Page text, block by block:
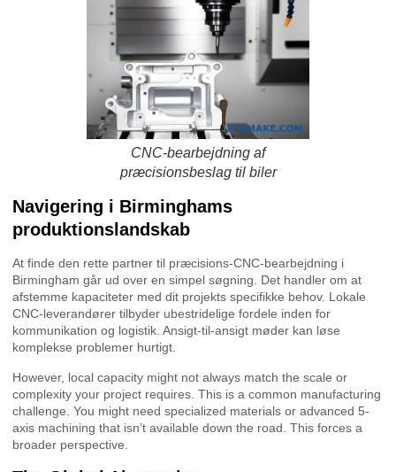
CNC-bearbejdning af
præcisionsbeslag til biler
Navigering i Birminghams
produktionslandskab
At finde den rette partner til præcisions-CNC-bearbejdning i
Birmingham går ud over en simpel søgning. Det handler om at
afstemme kapaciteter med dit projekts specifikke behov. Lokale
CNC-leverandører tilbyder ubestridelige fordele inden for
kommunikation og logistik. Ansigt-til-ansigt møder kan løse
komplekse problemer hurtigt.
However, local capacity might not always match the scale or
complexity your project requires. This is a common manufacturing
challenge. You might need specialized materials or advanced 5-
axis machining that isn’t available down the road. This forces a
broader perspective.